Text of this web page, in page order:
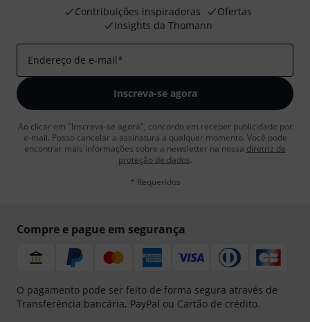
Contribuições inspiradoras
Ofertas
Insights da Thomann
Endereço de e-mail*
Inscreva-se agora
Ao clicar em "Inscreva-se agora", concordo em receber publicidade por
e-mail. Posso cancelar a assinatura a qualquer momento. Você pode
encontrar mais informações sobre a newsletter na nossa diretriz de
proteção de dados.
* Requeridos
Compre e pague em segurança
O pagamento pode ser feito de forma segura através de
Transferência bancária, PayPal ou Cartão de crédito.